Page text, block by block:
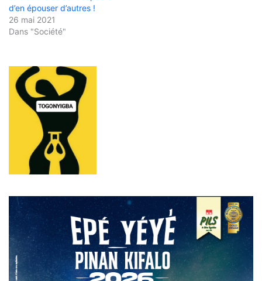
d’en épouser d’autres !
26 mai 2021
Dans "Société"